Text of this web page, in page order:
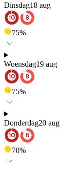
Dinsdag18 aug
75%
Woensdag19 aug
75%
Donderdag20 aug
70%